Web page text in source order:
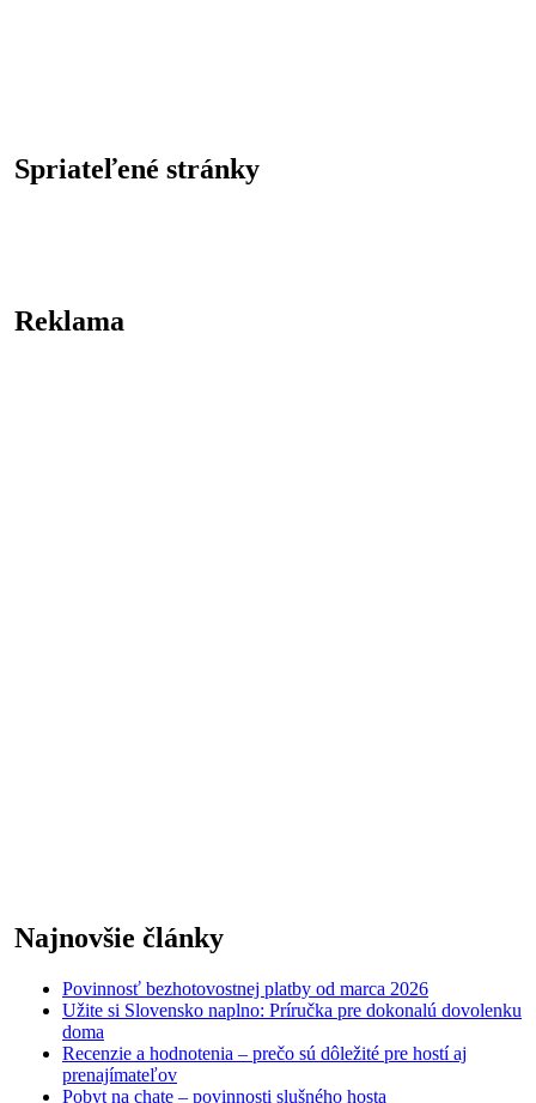
Spriateľené stránky
Reklama
Najnovšie články
Povinnosť bezhotovostnej platby od marca 2026
Užite si Slovensko naplno: Príručka pre dokonalú dovolenku
doma
Recenzie a hodnotenia – prečo sú dôležité pre hostí aj
prenajímateľov
Pobyt na chate – povinnosti slušného hosta